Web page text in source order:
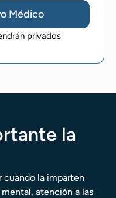
Médico
privados
la
cuando la imparten
mental, atención a las